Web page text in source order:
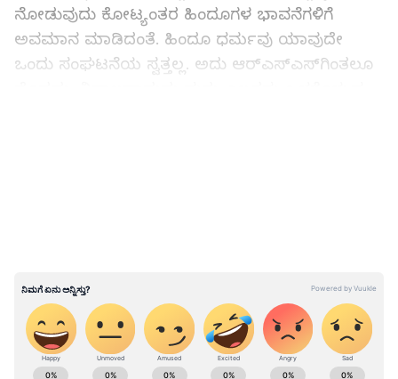
ನೋಡುವುದು ಕೋಟ್ಯಂತರ ಹಿಂದೂಗಳ ಭಾವನೆಗಳಿಗೆ
ಅವಮಾನ ಮಾಡಿದಂತೆ. ಹಿಂದೂ ಧರ್ಮವು ಯಾವುದೇ
ಒಂದು ಸಂಘಟನೆಯ ಸ್ವತ್ತಲ್ಲ. ಅದು ಆರ್‌ಎಸ್‌ಎಸ್‌ಗಿಂತಲೂ
ರಕ್ಷಕರು’ ಈಗ ಏನು ಹೇಳುತ್ತಾರೆ? ಹಿಂದೂ ಧರ್ಮ ಮತ್ತು
ಆರ್‌ಎಸ್‌ಎಸ್‌ ಒಂದೇ ಎಂದು ಹೇಳುವುದನ್ನು ಅವರು
ಒಪ್ಪುತ್ತಾರೆಯೇ? ಎಂದು ಖಾರವಾಗಿ ಪ್ರಶ್ನಿಸಿದ್ದಾರೆ.
ABOUT THE AUTHOR